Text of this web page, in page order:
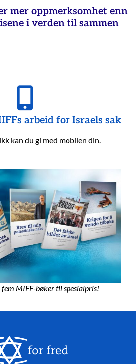
mer oppmerksomhet enn
i verden til sammen
arbeid for Israels sak
kan du gi med mobilen din.
fem MIFF-bøker til spesialpris!